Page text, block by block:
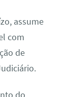
assume
com
de